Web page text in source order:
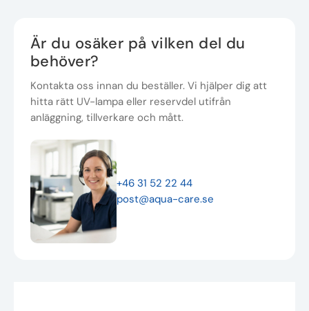
Är du osäker på vilken del du
behöver?
Kontakta oss innan du beställer. Vi hjälper dig att
hitta rätt UV-lampa eller reservdel utifrån
anläggning, tillverkare och mått.
+46 31 52 22 44
post@aqua-care.se